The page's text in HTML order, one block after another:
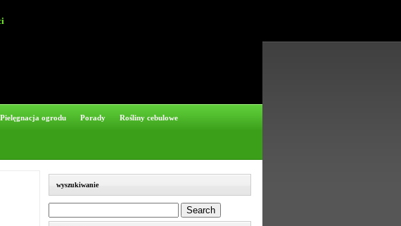
Pielęgnacja ogrodu Porady Rośliny cebulowe
wyszukiwanie